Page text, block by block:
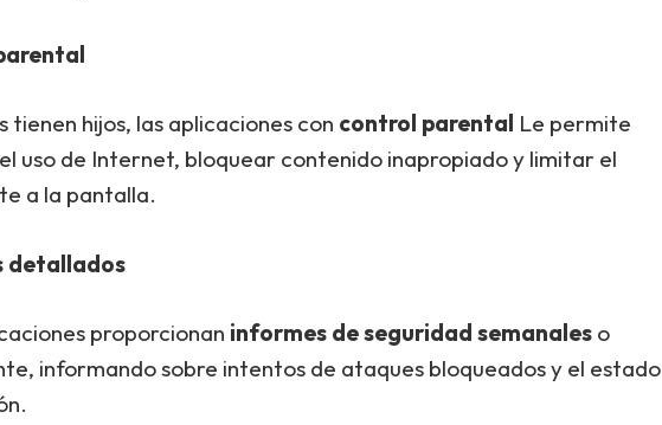
tienen hijos, las aplicaciones con control parental Le permite
uso de Internet, bloquear contenido inapropiado y limitar el
a la pantalla.
detallados
proporcionan informes de seguridad semanales o
informando sobre intentos de ataques bloqueados y el estado